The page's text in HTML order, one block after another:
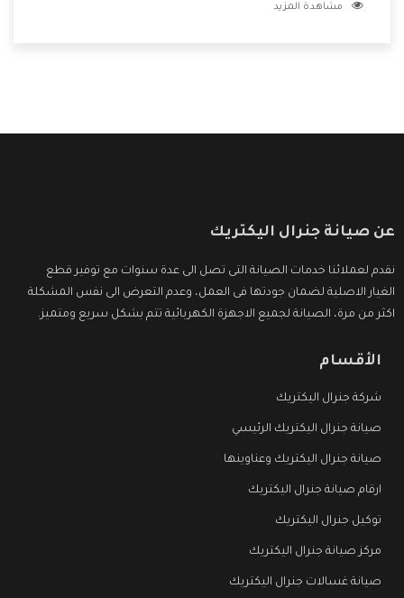
الشركة بها والتى تكون منها خدمة الصيانة التى تكون من أهم
مشاهدة المزيد
عن صيانة جنرال اليكتريك
نقدم لعملائنا خدمات الصيانة التى تصل الى عدة سنوات مع توفير قطع
الغيار الاصلية لضمان جودتها فى العمل، وعدم التعرض الى نفس المشكلة
اكثر من مرة، الصيانة لجميع الاجهزة الكهربائية تتم بشكل سريع ومتميز.
الأقسام
شركة جنرال اليكتريك
صيانة جنرال اليكتريك الرئيسي
صيانة جنرال اليكتريك وعناوينها
ارقام صيانة جنرال اليكتريك
توكيل جنرال اليكتريك
مركز صيانة جنرال اليكتريك
صيانة غسالات جنرال اليكتريك